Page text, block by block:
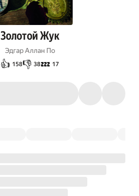
Золотой Жук
Эдгар Аллан По
👍 158👎 38💤 17